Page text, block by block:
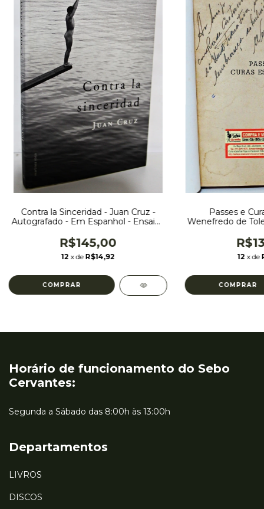
Contra la Sinceridad - Juan Cruz -
Autografado - Em Espanhol - Ensaios
R$145,00
12 x de R$14,92
Passes e
Wenefredo de
12 x de
Horário de funcionamento do Sebo
Cervantes:
Segunda a Sábado das 8:00h às 13:00h
Departamentos
LIVROS
DISCOS